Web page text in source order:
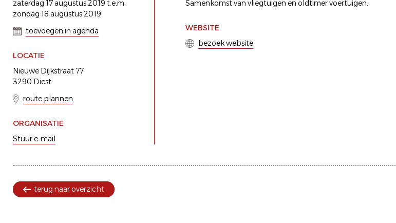
zaterdag 17 augustus 2019 t.e.m.
zondag 18 augustus 2019
toevoegen in agenda
LOCATIE
Nieuwe Dijkstraat 77
3290 Diest
route plannen
ORGANISATIE
Stuur e-mail
Samenkomst van vliegtuigen en oldtimer voertuigen.
WEBSITE
bezoek website
terug naar overzicht